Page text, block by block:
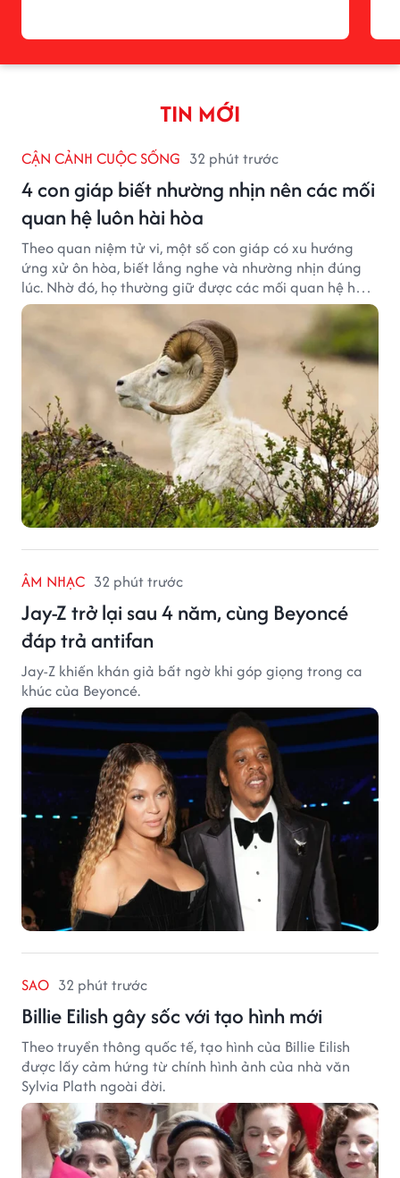
TIN MỚI
CẬN CẢNH CUỘC SỐNG 32 phút trước
4 con giáp biết nhường nhịn nên các mối
quan hệ luôn hài hòa
Theo quan niệm tử vi, một số con giáp có xu hướng
ứng xử ôn hòa, biết lắng nghe và nhường nhịn đúng
lúc. Nhờ đó, họ thường giữ được các mối quan hệ hài
hòa và nhận được sự yêu mến từ những người xung
ÂM NHẠC 32 phút trước
Jay-Z trở lại sau 4 năm, cùng Beyoncé
đáp trả antifan
Jay-Z khiến khán giả bất ngờ khi góp giọng trong ca
khúc của Beyoncé.
SAO 32 phút trước
Billie Eilish gây sốc với tạo hình mới
Theo truyền thông quốc tế, tạo hình của Billie Eilish
được lấy cảm hứng từ chính hình ảnh của nhà văn
Sylvia Plath ngoài đời.